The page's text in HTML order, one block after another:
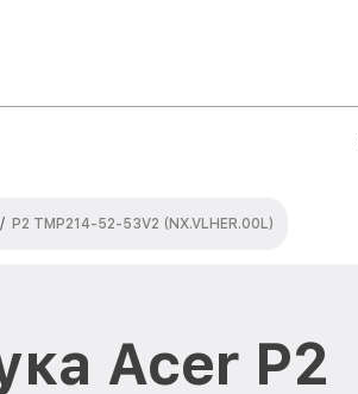
/ P2 TMP214-52-53V2 (NX.VLHER.00L)
Acer P2